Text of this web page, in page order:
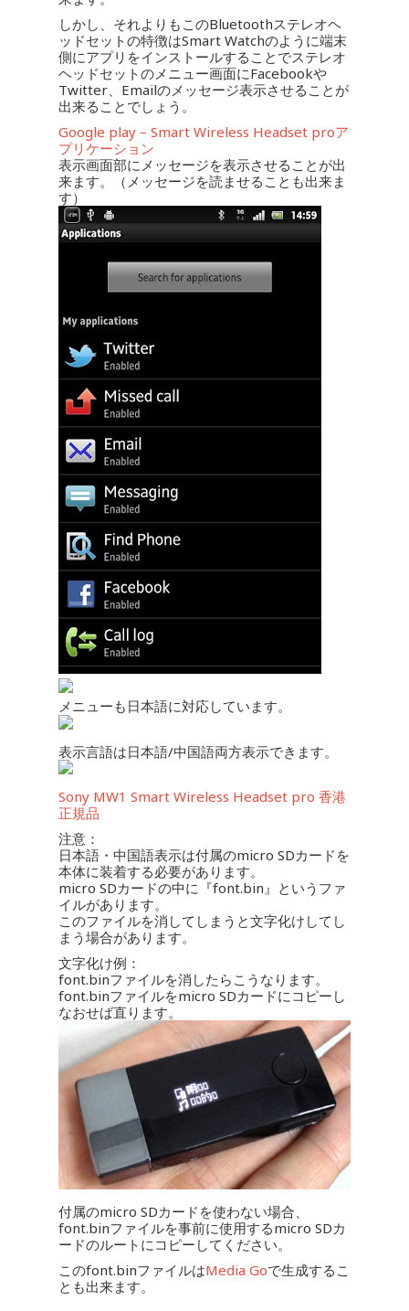
しかし、それよりもこのBluetoothステレオヘ
ッドセットの特徴はSmart Watchのように端末
側にアプリをインストールすることでステレオ
ヘッドセットのメニュー画面にFacebookや
Twitter、Emailのメッセージ表示させることが
出来ることでしょう。
Google play – Smart Wireless Headset proア
プリケーション
表示画面部にメッセージを表示させることが出
来ます。（メッセージを読ませることも出来ま
す）
メニューも日本語に対応しています。
表示言語は日本語/中国語両方表示できます。
Sony MW1 Smart Wireless Headset pro 香港
正規品
注意：
日本語・中国語表示は付属のmicro SDカードを
本体に装着する必要があります。
micro SDカードの中に『font.bin』というファ
イルがあります。
このファイルを消してしまうと文字化けしてし
まう場合があります。
文字化け例：
font.binファイルを消したらこうなります。
font.binファイルをmicro SDカードにコピーし
なおせば直ります。
付属のmicro SDカードを使わない場合、
font.binファイルを事前に使用するmicro SDカ
ードのルートにコピーしてください。
このfont.binファイルはMedia Goで生成するこ
とも出来ます。